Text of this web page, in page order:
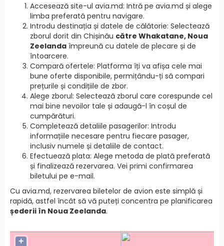
Accesează site-ul avia.md: Intră pe avia.md și alege
limba preferată pentru navigare.
Introdu destinația și datele de călătorie: Selectează
zborul dorit din Chișinău către Whakatane, Noua
Zeelanda împreună cu datele de plecare și de
întoarcere.
Compară ofertele: Platforma îți va afișa cele mai
bune oferte disponibile, permițându-ți să compari
prețurile și condițiile de zbor.
Alege zborul: Selectează zborul care corespunde cel
mai bine nevoilor tale și adaugă-l în coșul de
cumpărături.
Completează detaliile pasagerilor: Introdu
informațiile necesare pentru fiecare pasager,
inclusiv numele și detaliile de contact.
Efectuează plata: Alege metoda de plată preferată
și finalizează rezervarea. Vei primi confirmarea
biletului pe e-mail.
Cu avia.md, rezervarea biletelor de avion este simplă și
rapidă, astfel încât să vă puteți concentra pe planificarea
șederii în Noua Zeelanda.
+